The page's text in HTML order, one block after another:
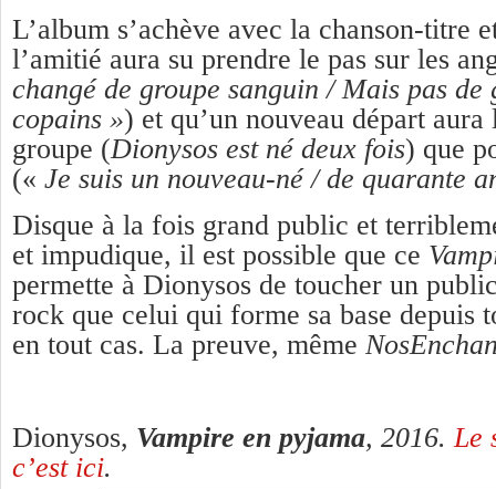
L’album s’achève avec la chanson-titre
l’amitié aura su prendre le pas sur les
changé de groupe sanguin / Mais pas de
copains ») et qu’un nouveau départ
groupe (Dionysos est né deux fois) que
(« Je suis un nouveau-né / de quarante
Disque à la fois grand public et
et impudique, il est possible que ce
permette à Dionysos de toucher un
rock que celui qui forme sa base depuis
en tout cas. La preuve, même
Dionysos, Vampire en pyjama, 2016. Le
c’est ici.